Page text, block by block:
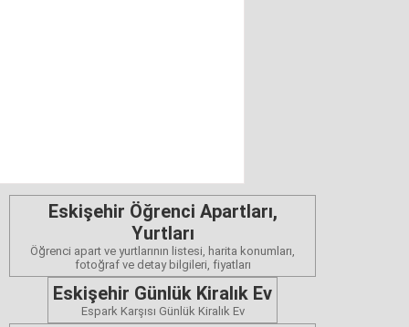
Eskişehir Öğrenci Apartları,
Yurtları
Öğrenci apart ve yurtlarının listesi, harita konumları,
fotoğraf ve detay bilgileri, fiyatları
Eskişehir Günlük Kiralık Ev
Espark Karşısı Günlük Kiralık Ev